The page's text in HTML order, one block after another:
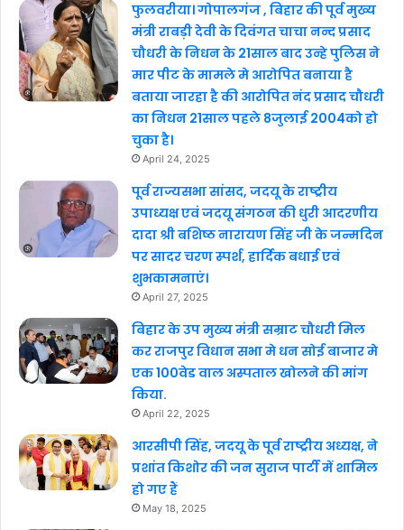
फुलवरीया। गोपालगंज , बिहार की पूर्व मुख्य
मंत्री राबड़ी देवी के दिवंगत चाचा नन्द प्रसाद
चौधरी के निधन के 21साल बाद उन्हे पुलिस ने
मार पीट के मामले मे आरोपित बनाया है
बताया जारहा है की आरोपित नंद प्रसाद चौधरी
का निधन 21साल पहले 8जुलाई 2004को हो
चुका है।
April 24, 2025
पूर्व राज्यसभा सांसद, जदयू के राष्ट्रीय
उपाध्यक्ष एवं जदयू संगठन की धुरी आदरणीय
दादा श्री बशिष्ठ नारायण सिंह जी के जन्मदिन
पर सादर चरण स्पर्श, हार्दिक बधाई एवं
शुभकामनाएं।
April 27, 2025
बिहार के उप मुख्य मंत्री सम्राट चौधरी मिल
कर राजपुर विधान सभा मे धन सोई बाजार मे
एक 100वेड वाल अस्पताल खोलने की मांग
किया.
April 22, 2025
आरसीपी सिंह, जदयू के पूर्व राष्ट्रीय अध्यक्ष, ने
प्रशांत किशोर की जन सुराज पार्टी में शामिल
हो गए हैं
May 18, 2025